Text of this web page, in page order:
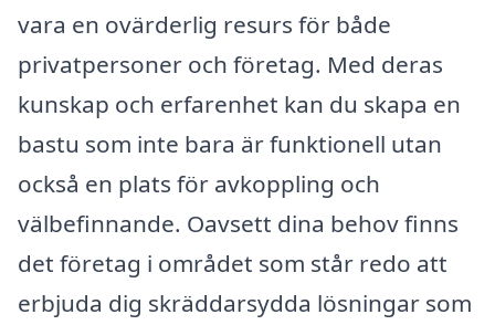
vara en ovärderlig resurs för både
privatpersoner och företag. Med deras
kunskap och erfarenhet kan du skapa en
bastu som inte bara är funktionell utan
också en plats för avkoppling och
välbefinnande. Oavsett dina behov finns
det företag i området som står redo att
erbjuda dig skräddarsydda lösningar som